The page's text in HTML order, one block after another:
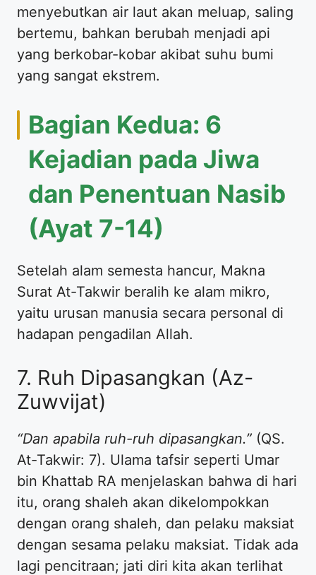
menyebutkan air laut akan meluap, saling
bertemu, bahkan berubah menjadi api
yang berkobar-kobar akibat suhu bumi
yang sangat ekstrem.
Bagian Kedua: 6
Kejadian pada Jiwa
dan Penentuan Nasib
(Ayat 7-14)
Setelah alam semesta hancur, Makna
Surat At-Takwir beralih ke alam mikro,
yaitu urusan manusia secara personal di
hadapan pengadilan Allah.
7. Ruh Dipasangkan (Az-
Zuwvijat)
“Dan apabila ruh-ruh dipasangkan.” (QS.
At-Takwir: 7). Ulama tafsir seperti Umar
bin Khattab RA menjelaskan bahwa di hari
itu, orang shaleh akan dikelompokkan
dengan orang shaleh, dan pelaku maksiat
dengan sesama pelaku maksiat. Tidak ada
lagi pencitraan; jati diri kita akan terlihat